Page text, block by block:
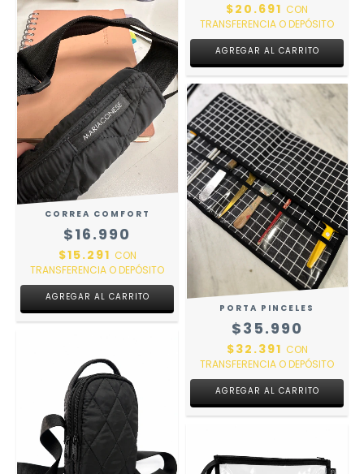
$20.691 CON
TRANSFERENCIA O DEPÓSITO
AGREGAR AL CARRITO
CORREA COMFORT
$16.990
$15.291 CON
TRANSFERENCIA O DEPÓSITO
AGREGAR AL CARRITO
PORTA PINCELES
$35.990
$32.391 CON
TRANSFERENCIA O DEPÓSITO
AGREGAR AL CARRITO